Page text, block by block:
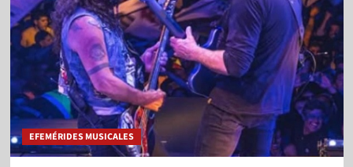
EFEMÉRIDES MUSICALES